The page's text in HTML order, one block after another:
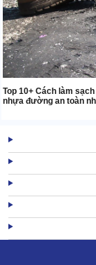
Top 10+ Cách làm
nhựa đường an toàn